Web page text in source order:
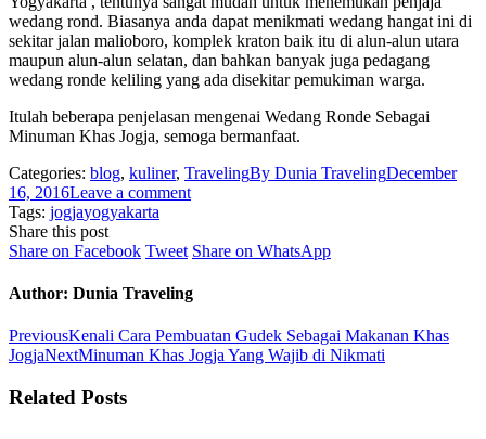
wedang rond. Biasanya anda dapat menikmati wedang hangat ini di
sekitar jalan malioboro, komplek kraton baik itu di alun-alun utara
maupun alun-alun selatan, dan bahkan banyak juga pedagang
wedang ronde keliling yang ada disekitar pemukiman warga.
Itulah beberapa penjelasan mengenai Wedang Ronde Sebagai
Minuman Khas Jogja, semoga bermanfaat.
Categories: blog, kuliner, TravelingBy Dunia TravelingDecember
16, 2016Leave a comment
Tags: jogjayogyakarta
Share this post
Share on FacebookShare
Facebook
TweetShare
Twitter
Share on WhatsAppShare
Author: Dunia Traveling
Post
navigation
PreviousPrevious
post:
Kenali Cara Pembuatan Gudek Sebagai Makanan Khas
JogjaNextNext
Minuman Khas Jogja Yang Wajib di Nikmati
Related Posts